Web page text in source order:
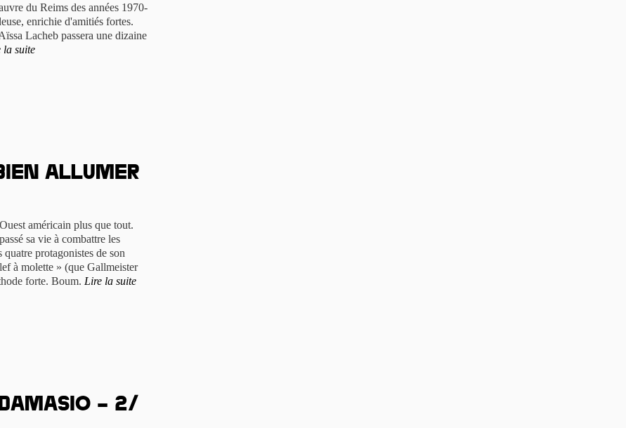
du Reims des années 1970-
enrichie d'amitiés fortes.
Lacheb passera une dizaine
la suite
allumer
américain plus que tout.
sa vie à combattre les
protagonistes de son
à molette » (que Gallmeister
forte. Boum. Lire la suite
– 2/